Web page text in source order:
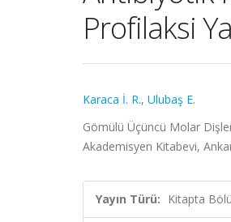
Profilaksi
Karaca İ. R., Ulubaş E.
Gömülü Üçüncü Molar
Akademisyen Kitabevi,
Yayın Türü: Kitapta